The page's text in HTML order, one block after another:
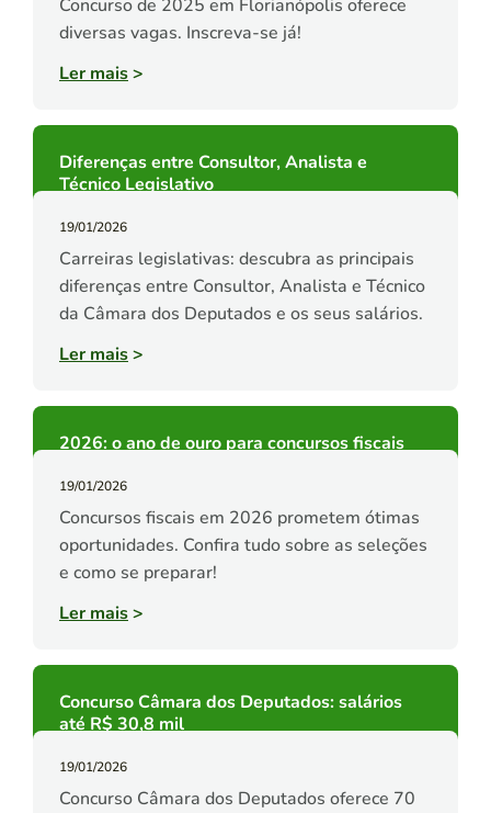
Concurso de 2025 em Florianópolis oferece
diversas vagas. Inscreva-se já!
Ler mais>
Diferenças entre Consultor, Analista e
Técnico Legislativo
19/01/2026
Carreiras legislativas: descubra as principais
diferenças entre Consultor, Analista e Técnico
da Câmara dos Deputados e os seus salários.
Ler mais>
2026: o ano de ouro para concursos fiscais
19/01/2026
Concursos fiscais em 2026 prometem ótimas
oportunidades. Confira tudo sobre as seleções
e como se preparar!
Ler mais>
Concurso Câmara dos Deputados: salários
até R$ 30,8 mil
19/01/2026
Concurso Câmara dos Deputados oferece 70